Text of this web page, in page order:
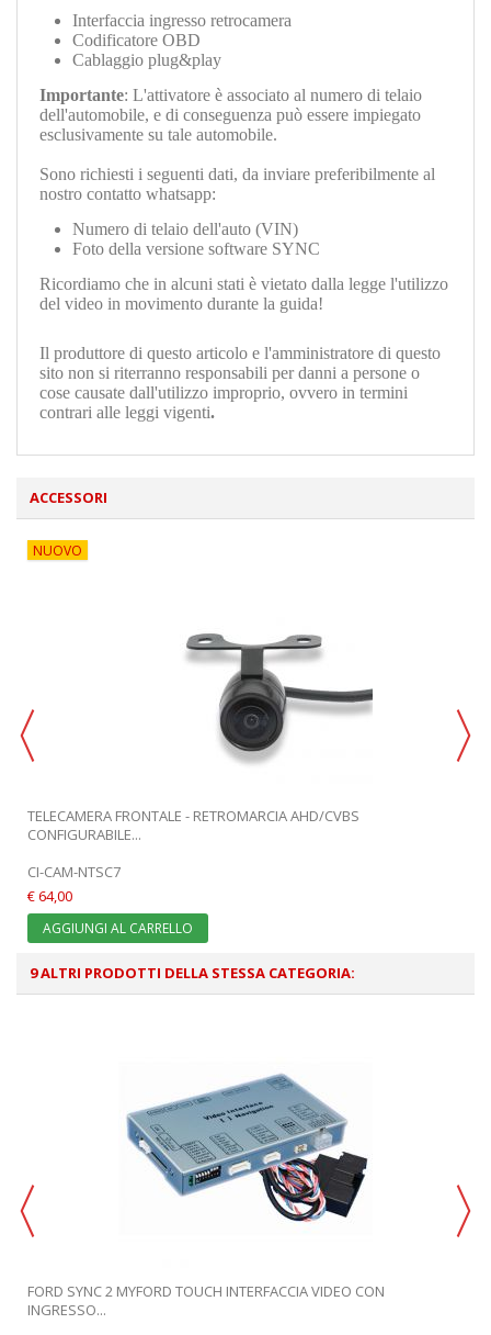
Interfaccia ingresso retrocamera
Codificatore OBD
Cablaggio plug&play
Importante: L'attivatore è associato al numero di telaio
dell'automobile, e di conseguenza può essere impiegato
esclusivamente su tale automobile.
Sono richiesti i seguenti dati, da inviare preferibilmente al
nostro contatto whatsapp:
Numero di telaio dell'auto (VIN)
Foto della versione software SYNC
Ricordiamo che in alcuni stati è vietato dalla legge l'utilizzo
del video in movimento durante la guida!
Il produttore di questo articolo e l'amministratore di questo
sito non si riterranno responsabili per danni a persone o
cose causate dall'utilizzo improprio, ovvero in termini
contrari alle leggi vigenti.
ACCESSORI
NUOVO
TELECAMERA FRONTALE - RETROMARCIA AHD/CVBS
CONFIGURABILE...
CI-CAM-NTSC7
€ 64,00
AGGIUNGI AL CARRELLO
9 ALTRI PRODOTTI DELLA STESSA CATEGORIA:
FORD SYNC 2 MYFORD TOUCH INTERFACCIA VIDEO CON
INGRESSO...